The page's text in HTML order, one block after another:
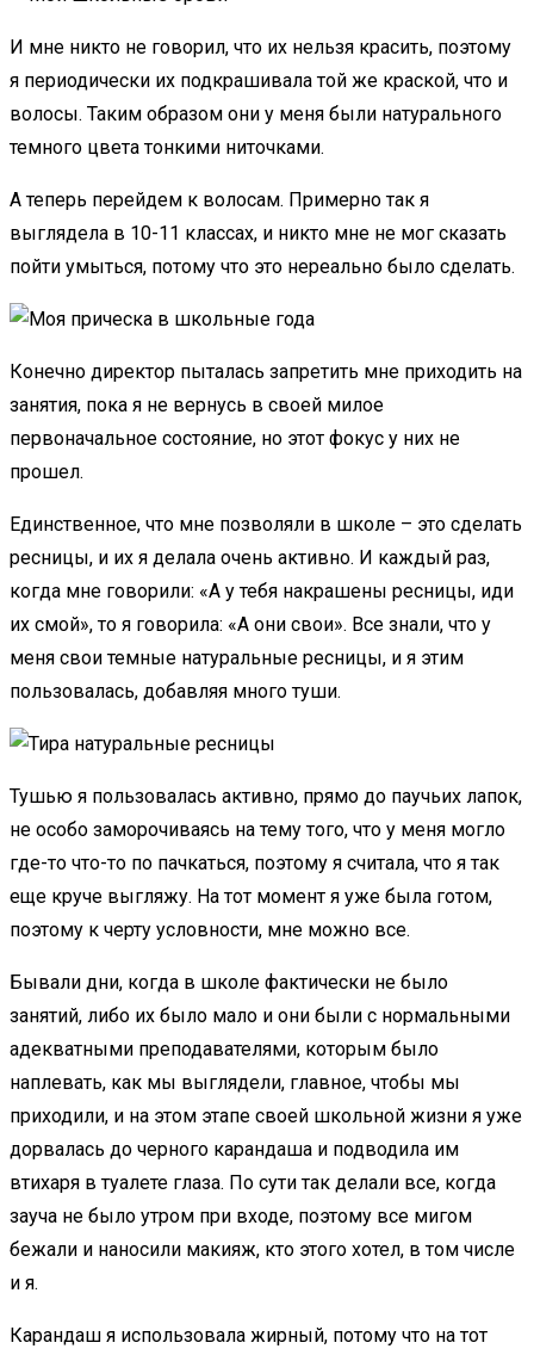
И мне никто не говорил, что их нельзя красить, поэтому
я периодически их подкрашивала той же краской, что и
волосы. Таким образом они у меня были натурального
темного цвета тонкими ниточками.
А теперь перейдем к волосам. Примерно так я
выглядела в 10-11 классах, и никто мне не мог сказать
пойти умыться, потому что это нереально было сделать.
Конечно директор пыталась запретить мне приходить на
занятия, пока я не вернусь в своей милое
первоначальное состояние, но этот фокус у них не
прошел.
Единственное, что мне позволяли в школе – это сделать
ресницы, и их я делала очень активно. И каждый раз,
когда мне говорили: «А у тебя накрашены ресницы, иди
их смой», то я говорила: «А они свои». Все знали, что у
меня свои темные натуральные ресницы, и я этим
пользовалась, добавляя много туши.
Тушью я пользовалась активно, прямо до паучьих лапок,
не особо заморочиваясь на тему того, что у меня могло
где-то что-то по пачкаться, поэтому я считала, что я так
еще круче выгляжу. На тот момент я уже была готом,
поэтому к черту условности, мне можно все.
Бывали дни, когда в школе фактически не было
занятий, либо их было мало и они были с нормальными
адекватными преподавателями, которым было
наплевать, как мы выглядели, главное, чтобы мы
приходили, и на этом этапе своей школьной жизни я уже
дорвалась до черного карандаша и подводила им
втихаря в туалете глаза. По сути так делали все, когда
зауча не было утром при входе, поэтому все мигом
бежали и наносили макияж, кто этого хотел, в том числе
и я.
Карандаш я использовала жирный, потому что на тот